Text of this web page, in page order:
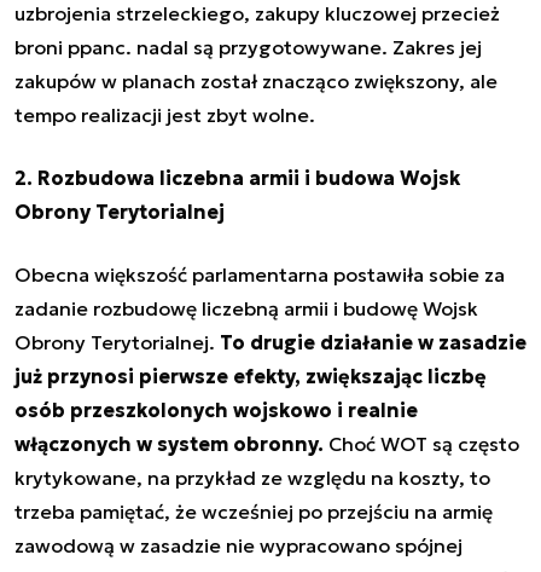
uzbrojenia strzeleckiego, zakupy kluczowej przecież
broni ppanc. nadal są przygotowywane. Zakres jej
zakupów w planach został znacząco zwiększony, ale
tempo realizacji jest zbyt wolne.
2. Rozbudowa liczebna armii i budowa Wojsk
Obrony Terytorialnej
Obecna większość parlamentarna postawiła sobie za
zadanie rozbudowę liczebną armii i budowę Wojsk
Obrony Terytorialnej. To drugie działanie w zasadzie
już przynosi pierwsze efekty, zwiększając liczbę
osób przeszkolonych wojskowo i realnie
włączonych w system obronny. Choć WOT są często
krytykowane, na przykład ze względu na koszty, to
trzeba pamiętać, że wcześniej po przejściu na armię
zawodową w zasadzie nie wypracowano spójnej